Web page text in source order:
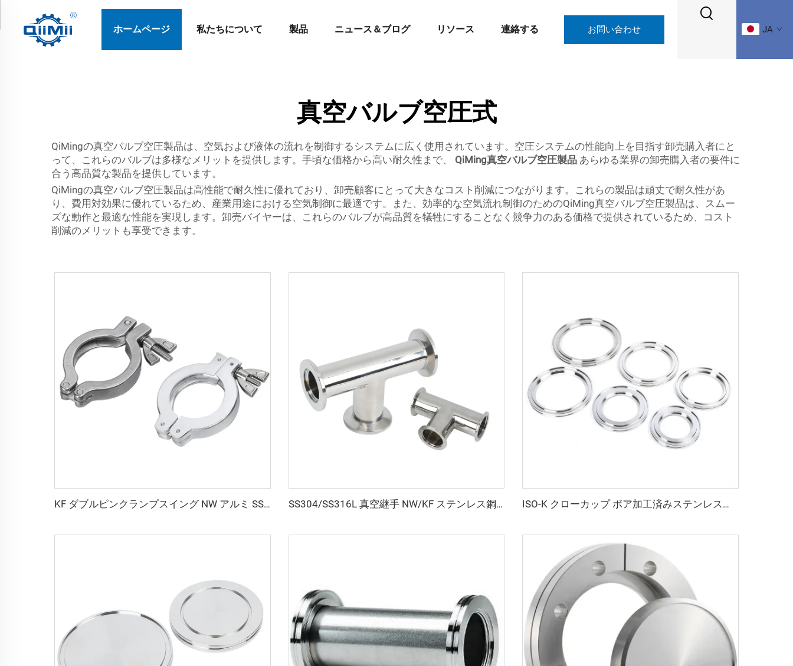
ホームページ 私たちについて 製品 ニュース＆ブログ リソース 連絡する お問い合わせ JA
真空バルブ空圧式
QiMingの真空バルブ空圧製品は、空気および液体の流れを制御するシステムに広く使用されています。空圧システムの性能向上を目指す卸売購入者にと
って、これらのバルブは多様なメリットを提供します。手頃な価格から高い耐久性まで、 QiMing真空バルブ空圧製品 あらゆる業界の卸売購入者の要件に
合う高品質な製品を提供しています。
QiMingの真空バルブ空圧製品は高性能で耐久性に優れており、卸売顧客にとって大きなコスト削減につながります。これらの製品は頑丈で耐久性があ
り、費用対効果に優れているため、産業用途における空気制御に最適です。また、効率的な空気流れ制御のためのQiMing真空バルブ空圧製品は、スムー
ズな動作と最適な性能を実現します。卸売バイヤーは、これらのバルブが高品質を犠牲にすることなく競争力のある価格で提供されているため、コスト
削減のメリットも享受できます。
KF ダブルピンクランプスイング NW アルミ SS304 翼ナット真空クランプフランジ KF16-KF50/NW16/NW50 ステンレス鋼継手 SS304/SS316L 真空継手 NW/KF ステンレス鋼 3方向 NW16-NW50 ステンレス等分 Tee KF16/KF25/KF40 フランジ 半導体用 ISO-K クローカップ ボア加工済みステンレス鋼真空継手 ISO63-ISO500 SS304/SS316L クローカップ ボア加工済みフランジ 半導体用